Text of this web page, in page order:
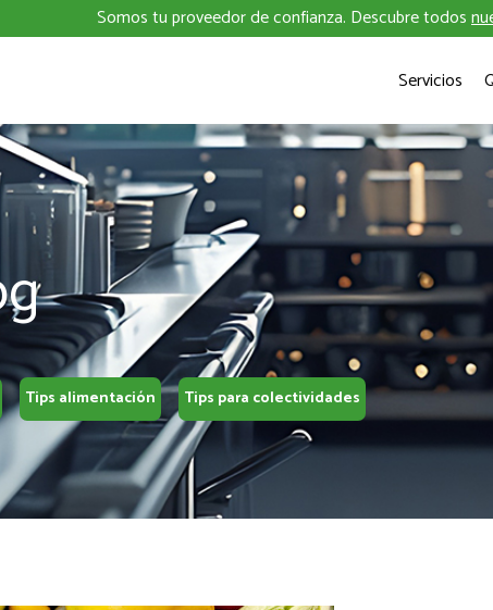
Somos tu proveedor de confianza. Descubre todos
Servicios
Tips alimentación Tips para colectividades